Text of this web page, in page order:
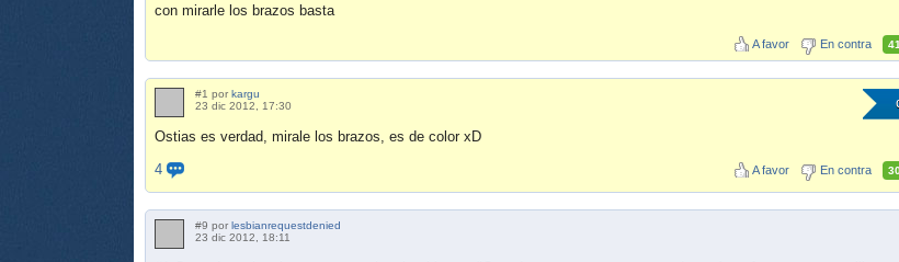
con mirarle los brazos basta
A favor En contra 41
#1 por kargu
23 dic 2012, 17:30
Ostias es verdad, mirale los brazos, es de color xD
4
A favor En contra
#9 por lesbianrequestdenied
23 dic 2012, 18:11